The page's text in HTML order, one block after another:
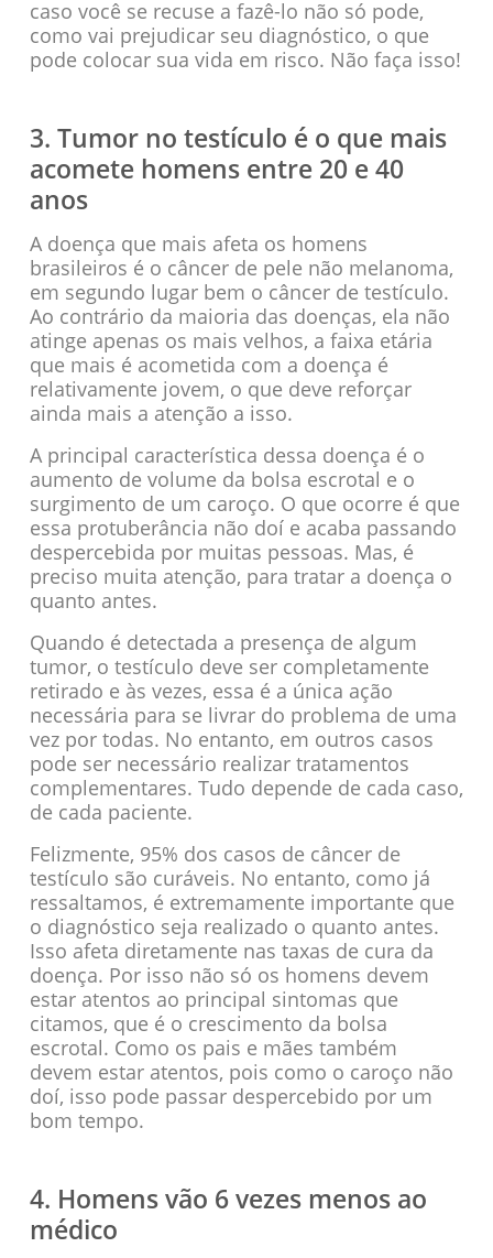
caso você se recuse a fazê-lo não só pode,
como vai prejudicar seu diagnóstico, o que
pode colocar sua vida em risco. Não faça isso!
3. Tumor no testículo é o que mais
acomete homens entre 20 e 40
anos
A doença que mais afeta os homens
brasileiros é o câncer de pele não melanoma,
em segundo lugar bem o câncer de testículo.
Ao contrário da maioria das doenças, ela não
atinge apenas os mais velhos, a faixa etária
que mais é acometida com a doença é
relativamente jovem, o que deve reforçar
ainda mais a atenção a isso.
A principal característica dessa doença é o
aumento de volume da bolsa escrotal e o
surgimento de um caroço. O que ocorre é que
essa protuberância não doí e acaba passando
despercebida por muitas pessoas. Mas, é
preciso muita atenção, para tratar a doença o
quanto antes.
Quando é detectada a presença de algum
tumor, o testículo deve ser completamente
retirado e às vezes, essa é a única ação
necessária para se livrar do problema de uma
vez por todas. No entanto, em outros casos
pode ser necessário realizar tratamentos
complementares. Tudo depende de cada caso,
de cada paciente.
Felizmente, 95% dos casos de câncer de
testículo são curáveis. No entanto, como já
ressaltamos, é extremamente importante que
o diagnóstico seja realizado o quanto antes.
Isso afeta diretamente nas taxas de cura da
doença. Por isso não só os homens devem
estar atentos ao principal sintomas que
citamos, que é o crescimento da bolsa
escrotal. Como os pais e mães também
devem estar atentos, pois como o caroço não
doí, isso pode passar despercebido por um
bom tempo.
4. Homens vão 6 vezes menos ao
médico